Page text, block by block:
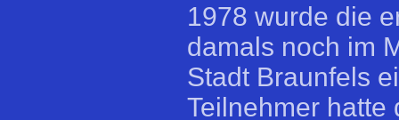
1978 wurde die
damals noch im
Stadt Braunfels
Teilnehmer hatte